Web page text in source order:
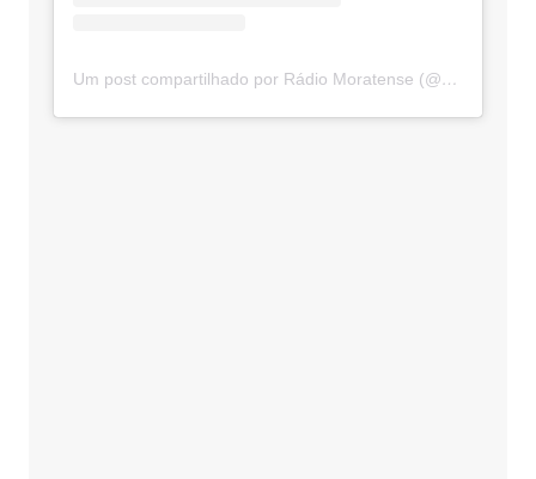
Um post compartilhado por Rádio Moratense (@radio_moratense)